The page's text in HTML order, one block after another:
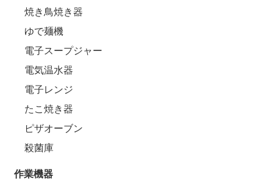
焼き鳥焼き器
ゆで麺機
電子スープジャー
電気温水器
電子レンジ
たこ焼き器
ピザオーブン
殺菌庫
作業機器